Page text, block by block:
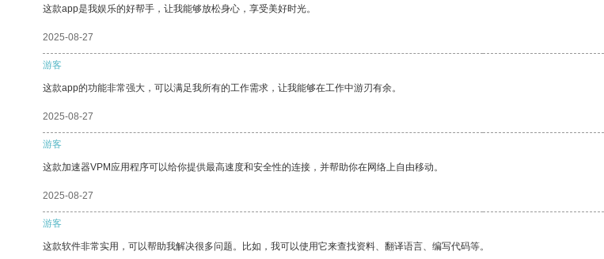
这款app是我娱乐的好帮手，让我能够放松身心，享受美好时光。
2025-08-27
游客
这款app的功能非常强大，可以满足我所有的工作需求，让我能够在工作中游刃有余。
2025-08-27
游客
这款加速器VPM应用程序可以给你提供最高速度和安全性的连接，并帮助你在网络上自由移动。
2025-08-27
游客
这款软件非常实用，可以帮助我解决很多问题。比如，我可以使用它来查找资料、翻译语言、编写代码等。